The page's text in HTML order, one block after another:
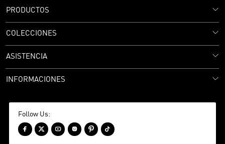
PRODUCTOS
COLECCIONES
ASISTENCIA
INFORMACIONES
Follow Us:
     